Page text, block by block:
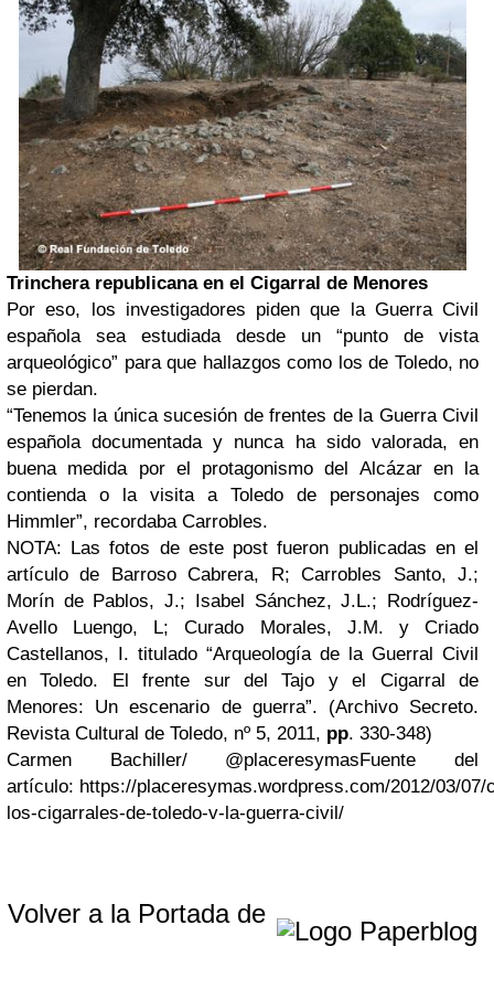
Trinchera republicana en el Cigarral de Menores
Por eso, los investigadores piden que la Guerra Civil
española sea estudiada desde un “punto de vista
arqueológico” para que hallazgos como los de Toledo, no
se pierdan.
“Tenemos la única sucesión de frentes de la Guerra Civil
española documentada y nunca ha sido valorada, en
buena medida por el protagonismo del Alcázar en la
contienda o la visita a Toledo de personajes como
Himmler”, recordaba Carrobles.
NOTA: Las fotos de este post fueron publicadas en el
artículo de Barroso Cabrera, R; Carrobles Santo, J.;
Morín de Pablos, J.; Isabel Sánchez, J.L.; Rodríguez-
Avello Luengo, L; Curado Morales, J.M. y Criado
Castellanos, I. titulado “Arqueología de la Guerral Civil
en Toledo. El frente sur del Tajo y el Cigarral de
Menores: Un escenario de guerra”. (Archivo Secreto.
Revista Cultural de Toledo, nº 5, 2011, pp. 330-348)
Carmen Bachiller/ @placeresymasFuente del
artículo: https://placeresymas.wordpress.com/2012/03/07/
los-cigarrales-de-toledo-v-la-guerra-civil/
Volver a la Portada de